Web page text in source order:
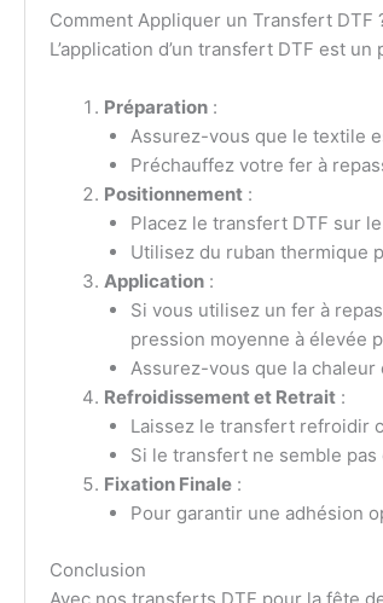
Comment Appliquer un Transfert DTF
L’application d’un transfert DTF est
Préparation:
Assurez-vous que le textile
Préchauffez votre fer à
Positionnement:
Placez le transfert DTF sur
Utilisez du ruban thermique
Application:
Si vous utilisez un fer à
pression moyenne à élevée
Assurez-vous que la
Refroidissement et Retrait:
Laissez le transfert refroidir
Si le transfert ne semble
Fixation Finale:
Pour garantir une adhésion
Conclusion